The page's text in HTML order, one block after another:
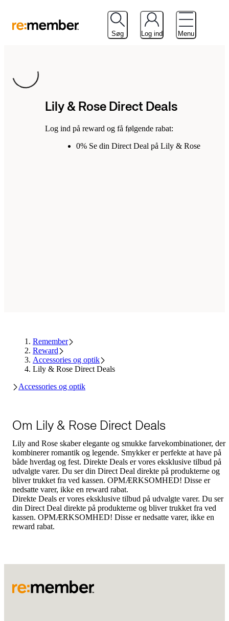
Søg Log ind Menu
Lily & Rose Direct Deals
Log ind på reward og få følgende rabat:
0% Se din Direct Deal på Lily & Rose
Loading...
Remember
Reward
Accessories og optik
Lily & Rose Direct Deals
Accessories og optik
Om Lily & Rose Direct Deals
Lily and Rose skaber elegante og smukke farvekombinationer, der
kombinerer romantik og legende. Smykker er perfekte at have på
både hverdag og fest. Direkte Deals er vores eksklusive tilbud på
udvalgte varer. Du ser din Direct Deal direkte på produkterne og
bliver trukket fra ved kassen. OPMÆRKSOMHED! Disse er
nedsatte varer, ikke en reward rabat.
Direkte Deals er vores eksklusive tilbud på udvalgte varer. Du ser
din Direct Deal direkte på produkterne og bliver trukket fra ved
kassen. OPMÆRKSOMHED! Disse er nedsatte varer, ikke en
reward rabat.